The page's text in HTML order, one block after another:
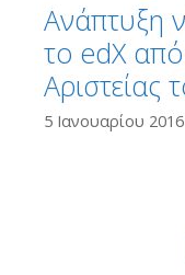
Ανάπτυξη
το edX
Αριστείας
5 Ιανουαρίου 2016